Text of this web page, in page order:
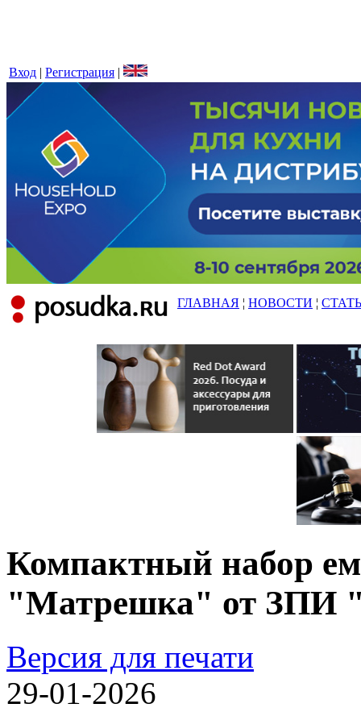
Вход | Регистрация |
ГЛАВНАЯ ¦ НОВОСТИ ¦
Компактный набор
"Матрешка" от ЗПИ
Версия для печати
29-01-2026